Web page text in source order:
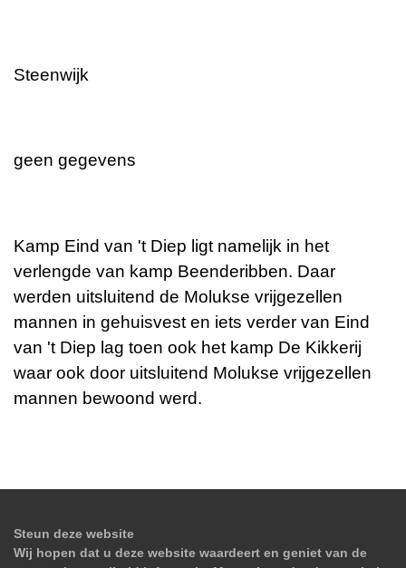
Steenwijk
geen gegevens
Kamp Eind van 't Diep ligt namelijk in het
verlengde van kamp Beenderibben. Daar
werden uitsluitend de Molukse vrijgezellen
mannen in gehuisvest en iets verder van Eind
van 't Diep lag toen ook het kamp De Kikkerij
waar ook door uitsluitend Molukse vrijgezellen
mannen bewoond werd.
Steun deze website
Wij hopen dat u deze website waardeert en geniet van de